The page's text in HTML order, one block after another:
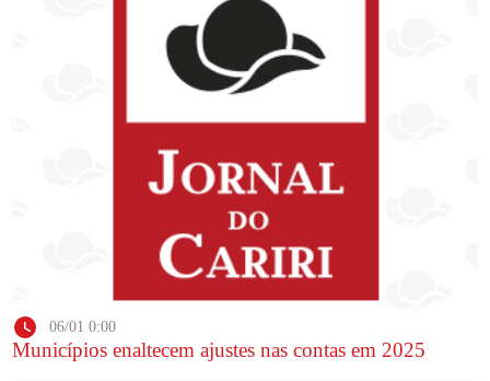
06/01 0:00
Municípios enaltecem ajustes nas contas em 2025